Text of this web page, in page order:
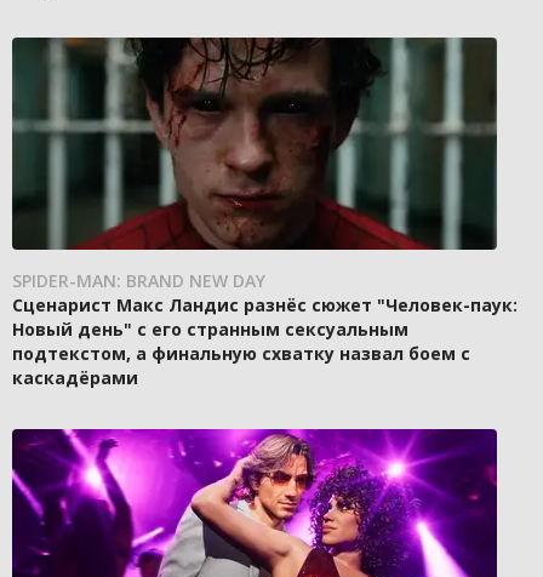
SPIDER-MAN: BRAND NEW DAY
Сценарист Макс Ландис разнёс сюжет "Человек-паук:
Новый день" с его странным сексуальным
подтекстом, а финальную схватку назвал боем с
каскадёрами